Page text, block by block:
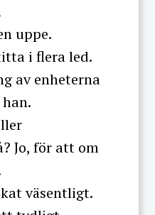
uppe.
i flera led.
av enheterna
Jo, för att om
väsentligt.